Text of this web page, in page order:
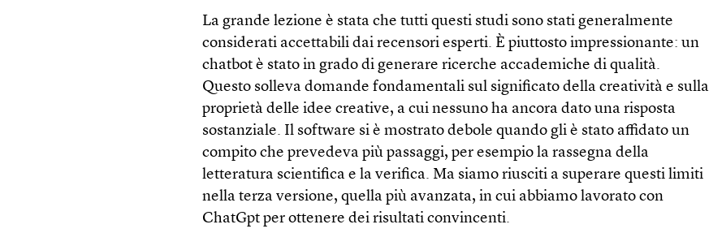
La grande lezione è stata che tutti questi studi sono stati generalmente
considerati accettabili dai recensori esperti. È piuttosto impressionante: un
chatbot è stato in grado di generare ricerche accademiche di qualità.
Questo solleva domande fondamentali sul significato della creatività e sulla
proprietà delle idee creative, a cui nessuno ha ancora dato una risposta
sostanziale. Il software si è mostrato debole quando gli è stato affidato un
compito che prevedeva più passaggi, per esempio la rassegna della
letteratura scientifica e la verifica. Ma siamo riusciti a superare questi limiti
nella terza versione, quella più avanzata, in cui abbiamo lavorato con
ChatGpt per ottenere dei risultati convincenti.